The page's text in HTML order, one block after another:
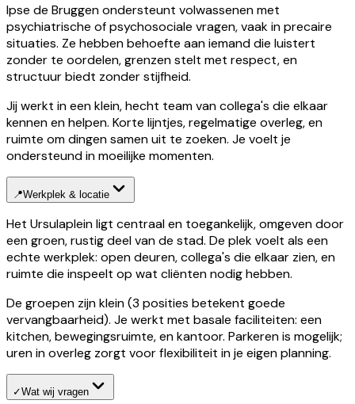
Ipse de Bruggen ondersteunt volwassenen met
psychiatrische of psychosociale vragen, vaak in precaire
situaties. Ze hebben behoefte aan iemand die luistert
zonder te oordelen, grenzen stelt met respect, en
structuur biedt zonder stijfheid.
Jij werkt in een klein, hecht team van collega's die elkaar
kennen en helpen. Korte lijntjes, regelmatige overleg, en
ruimte om dingen samen uit te zoeken. Je voelt je
ondersteund in moeilijke momenten.
📍Werkplek & locatie
Het Ursulaplein ligt centraal en toegankelijk, omgeven door
een groen, rustig deel van de stad. De plek voelt als een
echte werkplek: open deuren, collega's die elkaar zien, en
ruimte die inspeelt op wat cliënten nodig hebben.
De groepen zijn klein (3 posities betekent goede
vervangbaarheid). Je werkt met basale faciliteiten: een
kitchen, bewegingsruimte, en kantoor. Parkeren is mogelijk;
uren in overleg zorgt voor flexibiliteit in je eigen planning.
✓Wat wij vragen